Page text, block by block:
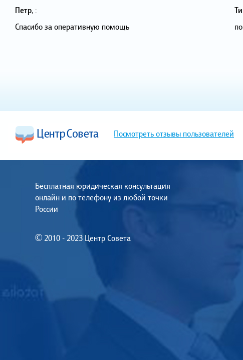
Петр, :
Спасибо за оперативную помощь
Посмотреть отзывы пользователей
Бесплатная юридическая консультация
онлайн и по телефону из любой точки
России
© 2010 - 2023 Центр Совета